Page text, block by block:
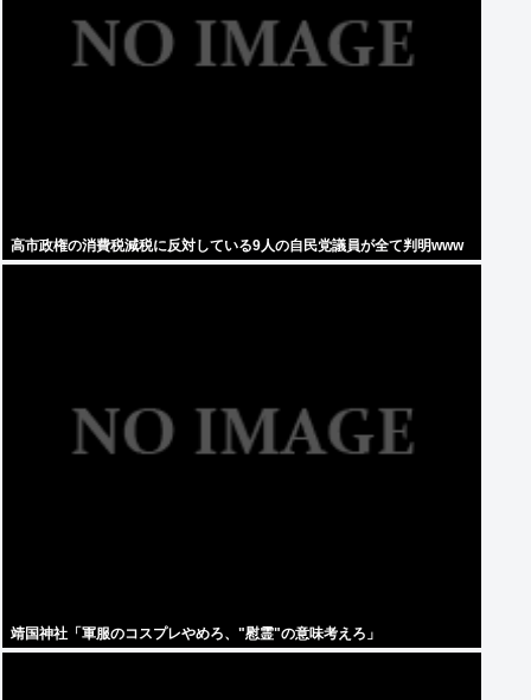
高市政権の消費税減税に反対している9人の自民党議員が全て判明www
靖国神社「軍服のコスプレやめろ、"慰霊"の意味考えろ」